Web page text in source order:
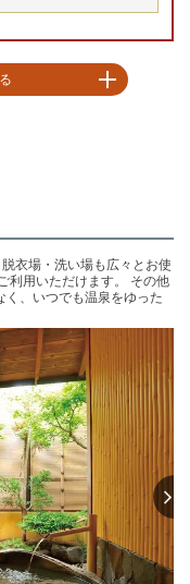
全タイプ新装。
尽くす伊勢エビ舟盛プラン
制覇で温泉三昧。
良い釣り場がございま
衣場・洗い場も広々とお使
利用いただけます。 その他
く、いつでも温泉をゆった